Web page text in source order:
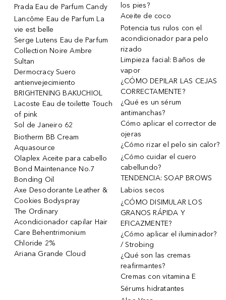
Prada Eau de Parfum Candy
Lancôme Eau de Parfum La
vie est belle
Serge Lutens Eau de Parfum
Collection Noire Ambre
Sultan
Dermocracy Suero
antienvejecimiento
BRIGHTENING BAKUCHIOL
Lacoste Eau de toilette Touch
of pink
Sol de Janeiro 62
Biotherm BB Cream
Aquasource
Olaplex Aceite para cabello
Bond Maintenance No.7
Bonding Oil
Axe Desodorante Leather &
Cookies Bodyspray
The Ordinary
Acondicionador capilar Hair
Care Behentrimonium
Chloride 2%
Ariana Grande Cloud
los pies?
Aceite de coco
Potencia tus rulos con el
acondicionador para pelo
rizado
Limpieza facial: Baños de
vapor
¿CÓMO DEPILAR LAS CEJAS
CORRECTAMENTE?
¿Qué es un sérum
antimanchas?
Cómo aplicar el corrector de
ojeras
¿Cómo rizar el pelo sin calor?
¿Cómo cuidar el cuero
cabellundo?
TENDENCIA: SOAP BROWS
Labios secos
¿CÓMO DISIMULAR LOS
GRANOS RÁPIDA Y
EFICAZMENTE?
¿Cómo aplicar el iluminador?
/ Strobing
¿Qué son las cremas
reafirmantes?
Cremas con vitamina E
Sérums hidratantes